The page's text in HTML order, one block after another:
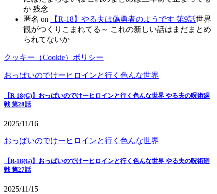
か 残念
匿名 on 【R-18】やる夫は偽勇者のようです 第9話世界
観がつくりこまれてる～ これの新しい話はまだまとめ
られてないか
クッキー（Cookie）ポリシー
おっぱいのでけーヒロインと行く色んな世界
【R-18(G)】おっぱいのでけーヒロインと行く色んな世界 やる夫の呪術廻
戦 第28話
2025/11/16
おっぱいのでけーヒロインと行く色んな世界
【R-18(G)】おっぱいのでけーヒロインと行く色んな世界 やる夫の呪術廻
戦 第27話
2025/11/15